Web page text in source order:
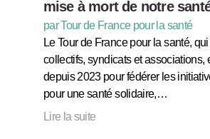
mise à mort de notre
par Tour de France pour la santé
Le Tour de France pour la santé,
collectifs, syndicats et associations,
depuis 2023 pour fédérer les
pour une santé solidaire,…
Lire la suite